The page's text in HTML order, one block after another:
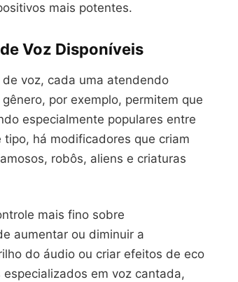
mais potentes.
Voz Disponíveis
voz, cada uma atendendo
por exemplo, permitem que
especialmente populares entre
há modificadores que criam
robôs, aliens e criaturas
mais fino sobre
aumentar ou diminuir a
do áudio ou criar efeitos de eco
em voz cantada,